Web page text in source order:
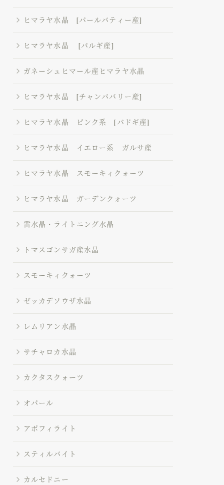
ヒマラヤ水晶 [パールバティー産]
ヒマラヤ水晶 [パルギ産]
ガネーシュヒマール産ヒマラヤ水晶
ヒマラヤ水晶 [チャンババリー産]
ヒマラヤ水晶 ピンク系 [バドギ産]
ヒマラヤ水晶 イエロー系 ガルサ産
ヒマラヤ水晶 スモーキィクォーツ
ヒマラヤ水晶 ガーデンクォーツ
雷水晶・ライトニング水晶
トマスゴンサガ産水晶
スモーキィクォーツ
ゼッカデソウザ水晶
レムリアン水晶
サチャロカ水晶
カクタスクォーツ
オパール
アポフィライト
スティルバイト
カルセドニー